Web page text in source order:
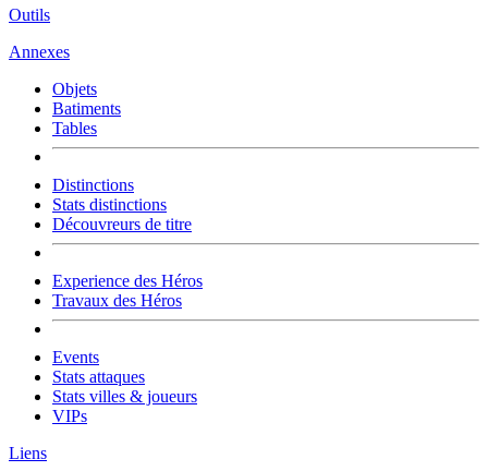
Outils
Annexes
Objets
Batiments
Tables
Distinctions
Stats distinctions
Découvreurs de titre
Experience des Héros
Travaux des Héros
Events
Stats attaques
Stats villes & joueurs
VIPs
Liens